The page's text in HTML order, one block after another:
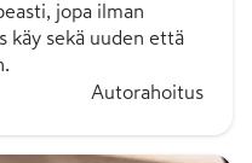
jopa ilman
käy sekä uuden että
Autorahoitus